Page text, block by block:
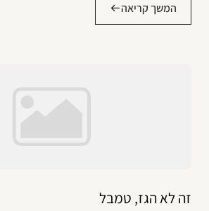
המשך קריאה
זה לא הגז, טמבל